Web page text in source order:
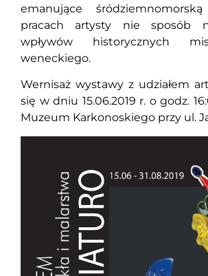
emanujące
pracach artysty nie sposób
wpływów historycznych
weneckiego.
Wernisaż wystawy z udziałem
się w dniu 15.06.2019 r. o godz.
Muzeum Karkonoskiego przy ul.